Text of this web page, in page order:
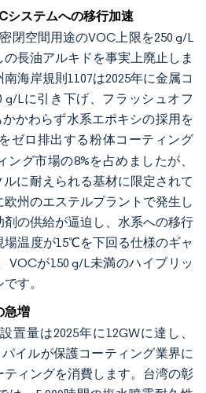
システムへの移行加速
閉空間用途のVOC上限を250 g/L
長油アルキドを事実上廃止しま
海岸規則1107は2025年に金属コ
g/Lに引き下げ、フラッシュオフ
かわらず水系エポキシの採用を
ゼロ排出する粉体コーティング
ング市場の8%を占めましたが、
に耐えられる基材に限定されて
欧州のエステルプラントで発生し
の供給が逼迫し、水系への移行
場温度が15℃を下回る仕様のギャ
VOCが150 g/L未満のハイブリッ
す。
急増
置量は2025年に12GWに達し、
イルが保護コーティング業界に
ティングを消費します。台湾の彰